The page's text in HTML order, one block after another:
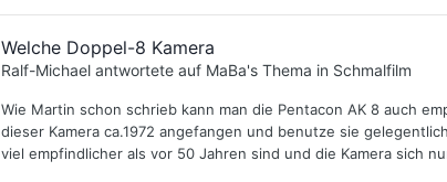
Welche Doppel-8 Kamera
Ralf-Michael antwortete auf MaBa's Thema in Schmalfilm
Wie Martin schon schrieb kann man die Pentacon AK 8 auch
dieser Kamera ca.1972 angefangen und benutze sie
viel empfindlicher als vor 50 Jahren sind und die Kamera sich